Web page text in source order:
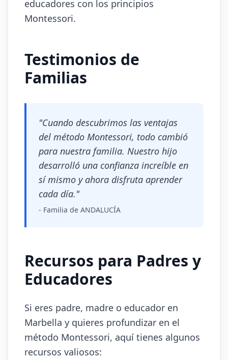
educadores con los principios
Montessori.
Testimonios de
Familias
"Cuando descubrimos las ventajas
del método Montessori, todo cambió
para nuestra familia. Nuestro hijo
desarrolló una confianza increíble en
sí mismo y ahora disfruta aprender
cada día."
- Familia de ANDALUCÍA
Recursos para Padres y
Educadores
Si eres padre, madre o educador en
Marbella y quieres profundizar en el
método Montessori, aquí tienes algunos
recursos valiosos: